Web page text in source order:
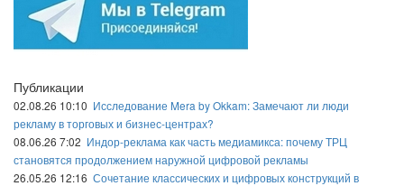
Публикации
02.08.26 10:10 Исследование Mera by Okkam: Замечают ли люди
рекламу в торговых и бизнес-центрах?
08.06.26 7:02 Индор-реклама как часть медиамикса: почему ТРЦ
становятся продолжением наружной цифровой рекламы
26.05.26 12:16 Сочетание классических и цифровых конструкций в